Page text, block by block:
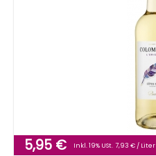
5,95 € Inkl. 19% USt. 7,93 € / Liter